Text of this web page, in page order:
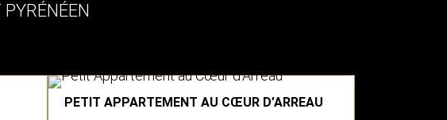
PETIT APPARTEMENT AU CŒUR D’ARREAU